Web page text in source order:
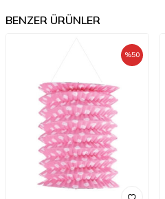
BENZER ÜRÜNLER
%50